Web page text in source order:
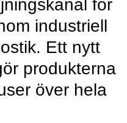
för
industriell
Ett nytt
produkterna
över hela